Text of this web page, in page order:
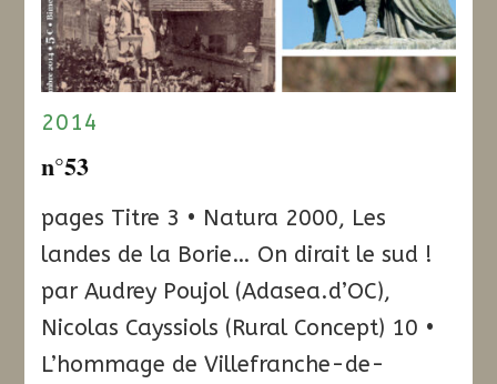
2014
n°53
pages Titre 3 • Natura 2000, Les
landes de la Borie… On dirait le sud !
par Audrey Poujol (Adasea.d’OC),
Nicolas Cayssiols (Rural Concept) 10 •
L’hommage de Villefranche-de-